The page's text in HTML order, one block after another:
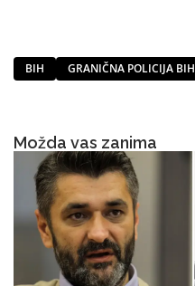
BIH GRANIČNA POLICIJA BIH
Možda vas zanima